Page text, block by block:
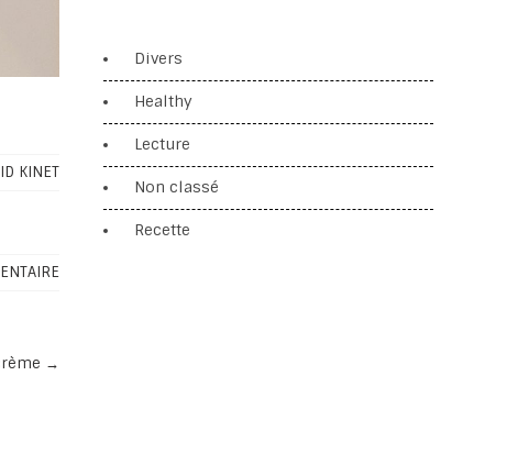
KINET
→
Divers
Healthy
Lecture
Non classé
Recette